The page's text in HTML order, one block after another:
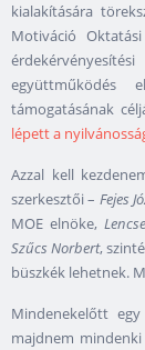
kialakítására
Motiváció
együttműködés
támogatásának
lépett a
Azzal kell
szerkesztői – Fejes
MOE elnöke,
Szűcs Norbert,
büszkék lehetnek.
Mindenekelőtt egy
majdnem